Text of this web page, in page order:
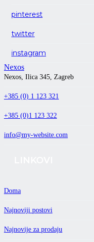
pinterest
twitter
instagram
Nexos
Nexos, Ilica 345, Zagreb
+385 (0) 1 123 321
+385 (0)1 123 322
info@my-website.com
Doma
Najnoviji postovi
Najnovije za prodaju